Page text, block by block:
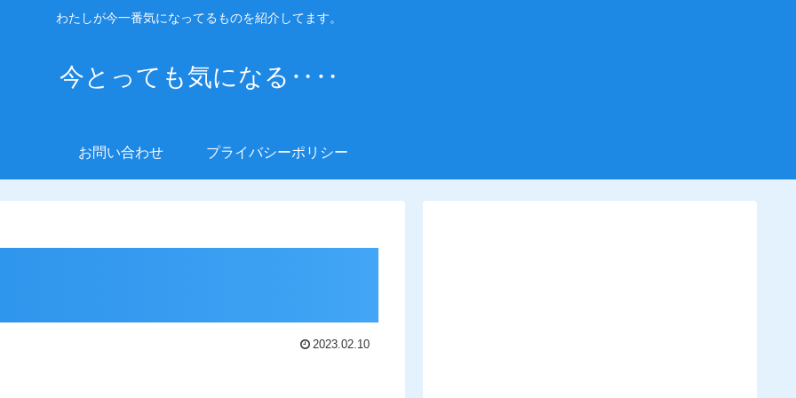
わたしが今一番気になってるものを紹介してます。
今とっても気になる‥‥
お問い合わせ プライバシーポリシー
2023.02.10